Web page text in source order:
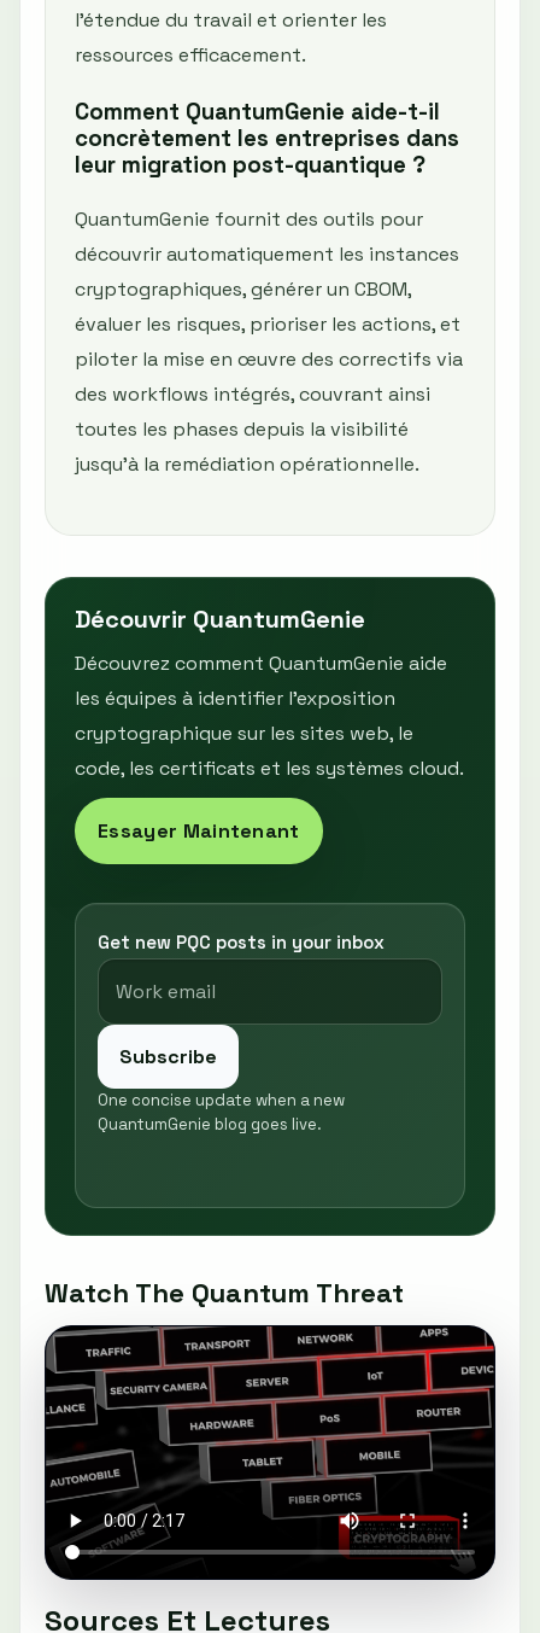
l'étendue du travail et orienter les
ressources efficacement.
Comment QuantumGenie aide-t-il
concrètement les entreprises dans
leur migration post-quantique ?
QuantumGenie fournit des outils pour
découvrir automatiquement les instances
cryptographiques, générer un CBOM,
évaluer les risques, prioriser les actions, et
piloter la mise en œuvre des correctifs via
des workflows intégrés, couvrant ainsi
toutes les phases depuis la visibilité
jusqu'à la remédiation opérationnelle.
Découvrir QuantumGenie
Découvrez comment QuantumGenie aide
les équipes à identifier l’exposition
cryptographique sur les sites web, le
code, les certificats et les systèmes cloud.
Essayer Maintenant
Get new PQC posts in your inbox
Subscribe
One concise update when a new
QuantumGenie blog goes live.
Watch The Quantum Threat
Sources Et Lectures